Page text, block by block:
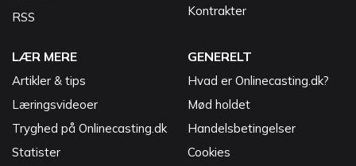
RSS
Kontrakter
LÆR MERE
Artikler & tips
Læringsvideoer
Tryghed på Onlinecasting.dk
Statister
GENERELT
Hvad er Onlinecasting.dk?
Mød holdet
Handelsbetingelser
Cookies